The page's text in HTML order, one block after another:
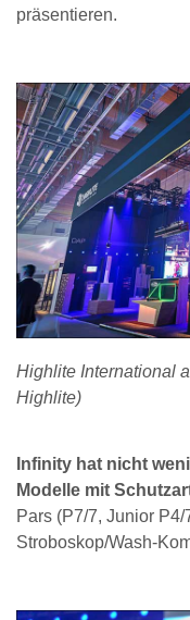
präsentieren.
Highlite International
Highlite)
Infinity hat nicht
Modelle mit
Pars (P7/7, Junior
Stroboskop/Wash-